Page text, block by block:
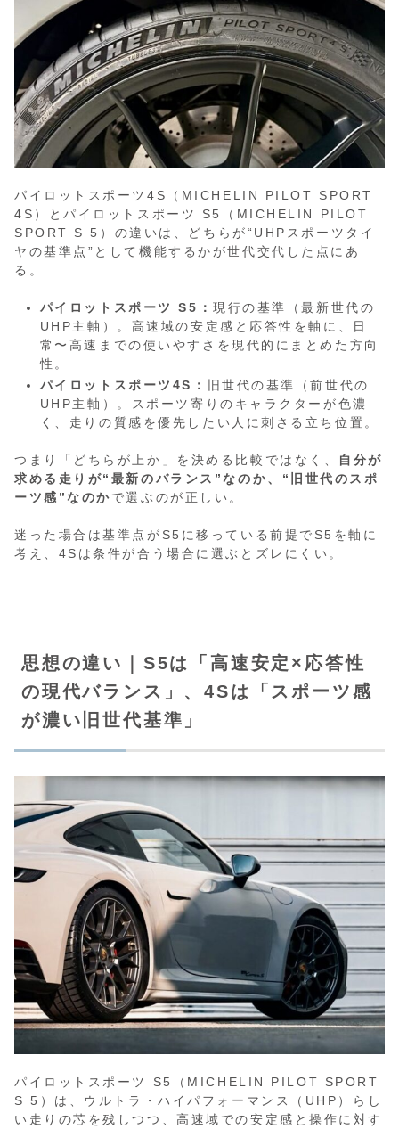
パイロットスポーツ4S（MICHELIN PILOT SPORT
4S）とパイロットスポーツ S5（MICHELIN PILOT
SPORT S 5）の違いは、どちらが“UHPスポーツタイ
ヤの基準点”として機能するかが世代交代した点にあ
る。
パイロットスポーツ S5：現行の基準（最新世代の
UHP主軸）。高速域の安定感と応答性を軸に、日
常〜高速までの使いやすさを現代的にまとめた方向
性。
パイロットスポーツ4S：
旧世代の基準（前世代の
UHP主軸）。スポーツ寄りのキャラクターが色濃
く、走りの質感を優先したい人に刺さる立ち位置。
つまり「どちらが上か」を決める比較ではなく、
自分が
求める走りが“最新のバランス”なのか、“旧世代のスポ
ーツ感”なのかで選ぶのが正しい。
迷った場合は基準点がS5に移っている前提でS5を軸に
考え、4Sは条件が合う場合に選ぶとズレにくい。
思想の違い｜S5は「高速安定×応答性
の現代バランス」、4Sは「スポーツ感
が濃い旧世代基準」
パイロットスポーツ S5（MICHELIN PILOT SPORT
S 5）は、ウルトラ・ハイパフォーマンス（UHP）らし
い走りの芯を残しつつ、高速域での安定感と操作に対す